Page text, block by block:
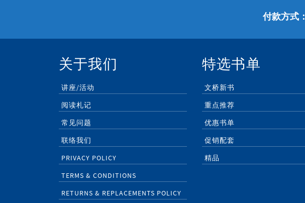
付款方式：
关于我们
讲座/活动
阅读札记
常见问题
联络我们
PRIVACY POLICY
TERMS & CONDITIONS
RETURNS & REPLACEMENTS POLICY
特选书单
文桥新书
重点推荐
优惠书单
促销配套
精品